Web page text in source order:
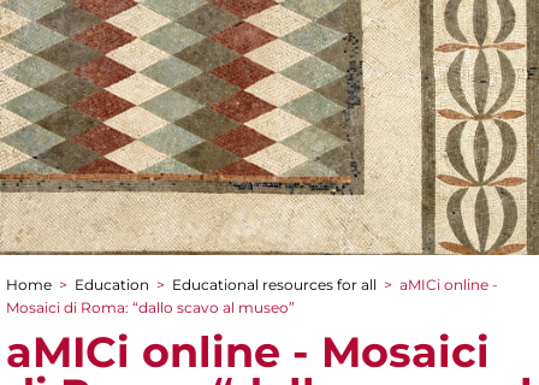
You are here
Home > Education > Educational resources for all > aMICi online -
Mosaici di Roma: “dallo scavo al museo”
aMICi online - Mosaici